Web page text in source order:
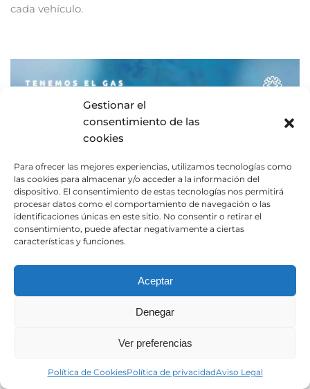
Gestionar el
consentimiento de las
cookies
Para ofrecer las mejores experiencias, utilizamos tecnologías como
las cookies para almacenar y/o acceder a la información del
dispositivo. El consentimiento de estas tecnologías nos permitirá
procesar datos como el comportamiento de navegación o las
identificaciones únicas en este sitio. No consentir o retirar el
consentimiento, puede afectar negativamente a ciertas
características y funciones.
Aceptar
Denegar
Ver preferencias
Política de CookiesPolítica de privacidadAviso Legal
cada vehículo.
Gas refrigerante para
automoción: R134a y
R1234yf disponibles
Escrito porMonedero Comunicacionen28/05/2026 . Publicado